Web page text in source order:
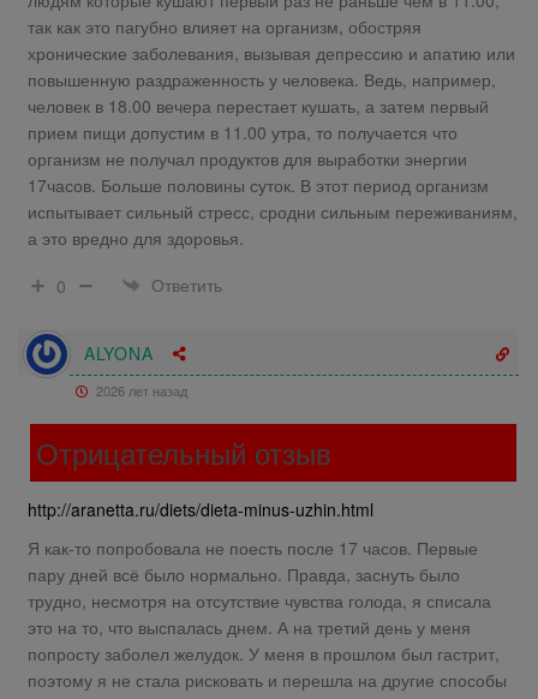
так как это пагубно влияет на организм, обостряя
хронические заболевания, вызывая депрессию и апатию или
повышенную раздраженность у человека. Ведь, например,
человек в 18.00 вечера перестает кушать, а затем первый
прием пищи допустим в 11.00 утра, то получается что
организм не получал продуктов для выработки энергии
17часов. Больше половины суток. В этот период организм
испытывает сильный стресс, сродни сильным переживаниям,
а это вредно для здоровья.
0
Ответить
ALYONA
2026 лет назад
Отрицательный отзыв
http://aranetta.ru/diets/dieta-minus-uzhin.html
Я как-то попробовала не поесть после 17 часов. Первые
пару дней всё было нормально. Правда, заснуть было
трудно, несмотря на отсутствие чувства голода, я списала
это на то, что выспалась днем. А на третий день у меня
попросту заболел желудок. У меня в прошлом был гастрит,
поэтому я не стала рисковать и перешла на другие способы